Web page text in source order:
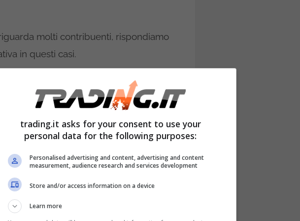
molti contribuenti, rispondiamo
in questi casi.
Superbonus 110%
del condominio
della sola caldaia non rientra tra gli
100% per il singolo appartamento
110% detta regole precise con
interventi effettuati. Inoltre, la maxi
della doppia classe energetica
un altro aspetto da considerare che
trading.it asks for your consent to use your
personal data for the following purposes:
Personalised advertising and content, advertising and content
measurement, audience research and services development
Store and/or access information on a device
Learn more